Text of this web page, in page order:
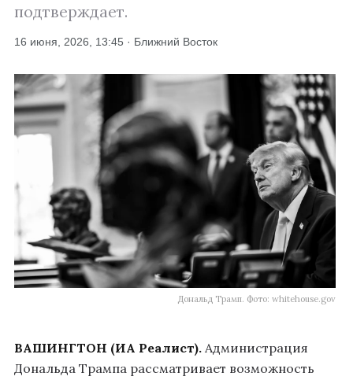
подтверждает.
16 июня, 2026, 13:45 · Ближний Восток
Дональд Трамп. Фото: whitehouse.gov
ВАШИНГТОН (ИА Реалист). Администрация
Дональда Трампа рассматривает возможность